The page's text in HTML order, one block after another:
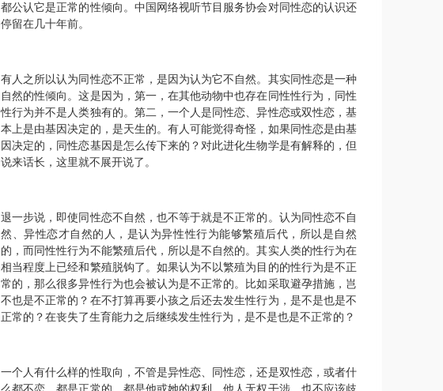
都公认它是正常的性倾向。中国网络视听节目服务协会对同性恋的认识还
停留在几十年前。
有人之所以认为同性恋不正常，是因为认为它不自然。其实同性恋是一种
自然的性倾向。这是因为，第一，在其他动物中也存在同性性行为，同性
性行为并不是人类独有的。第二，一个人是同性恋、异性恋或双性恋，基
本上是由基因决定的，是天生的。有人可能觉得奇怪，如果同性恋是由基
因决定的，同性恋基因是怎么传下来的？对此进化生物学是有解释的，但
说来话长，这里就不展开说了。
退一步说，即使同性恋不自然，也不等于就是不正常的。认为同性恋不自
然、异性恋才自然的人，是认为异性性行为能够繁殖后代，所以是自然
的，而同性性行为不能繁殖后代，所以是不自然的。其实人类的性行为在
相当程度上已经和繁殖脱钩了。如果认为不以繁殖为目的的性行为是不正
常的，那么很多异性行为也会被认为是不正常的。比如采取避孕措施，岂
不也是不正常的？在不打算再要小孩之后还去发生性行为，是不是也是不
正常的？在丧失了生育能力之后继续发生性行为，是不是也是不正常的？
一个人有什么样的性取向，不管是异性恋、同性恋，还是双性恋，或者什